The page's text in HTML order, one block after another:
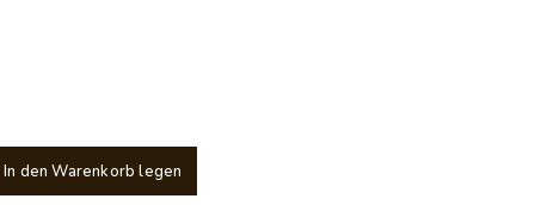
In den Warenkorb legen